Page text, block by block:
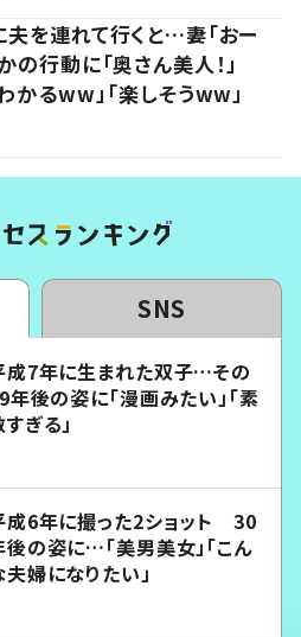
を連れて行くと…妻「おー
の行動に「奥さん美人！」
かるww」「楽しそうww」
SNS
成7年に生まれた双子…その
年後の姿に「漫画みたい」「素
ぎる」
成6年に撮った2ショット 30
後の姿に…「美男美女」「こん
夫婦になりたい」